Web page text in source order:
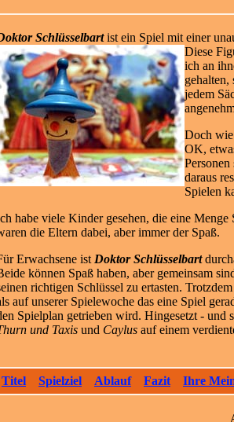
Schlüsselbartist ein Spiel mit einer
Diese
ich an
gehalten,
jedem
Doch wie
OK,
daraus
Spielen
habe viele Kinder gesehen, die eine Menge
die Eltern dabei, aber immer der Spaß.
Erwachsene ist Doktor Schlüsselbart
können Spaß haben, aber gemeinsam
richtigen Schlüssel zu ertasten.
auf unserer Spielewoche das eine Spiel
Spielplan getrieben wird. Hingesetzt - und
und Taxis und Caylus auf einem
Titel Spielziel Ablauf Fazit Ihre